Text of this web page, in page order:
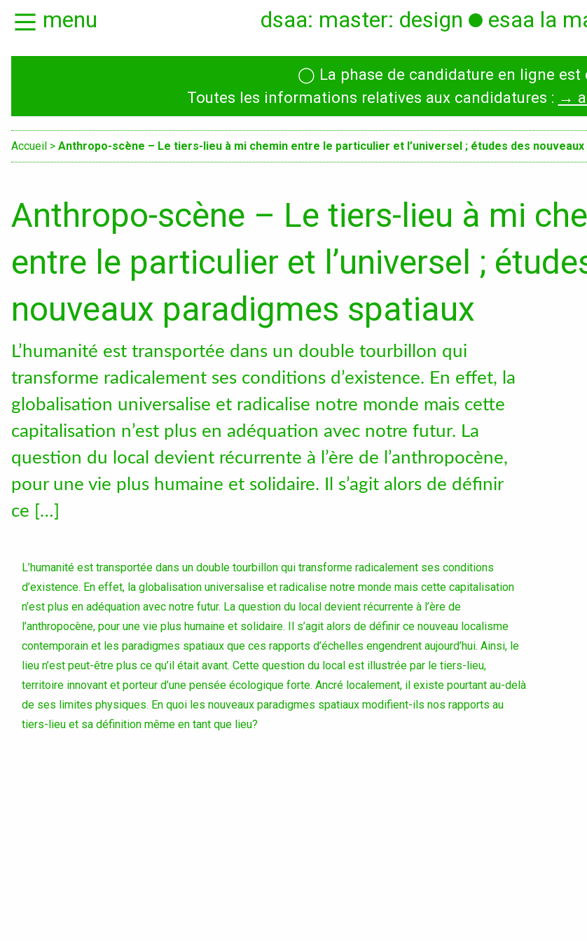
menu dsaa: master: design esaa la
Présentation
médiations
Territoires
Produit, usages,
services
mutations
International
Accueil des étrangers
Instagram
LinkedIn
◯ La phase de candidature en ligne est
Toutes les informations relatives aux candidatures : →
Accueil > Anthropo-scène – Le tiers-lieu à mi chemin entre le particulier et l’universel ; études des
Anthropo-scène – Le tiers-lieu à mi
entre le particulier et l’universel ;
nouveaux paradigmes spatiaux
L’humanité est transportée dans un double tourbillon qui
transforme radicalement ses conditions d’existence. En effet, la
globalisation universalise et radicalise notre monde mais cette
capitalisation n’est plus en adéquation avec notre futur. La
question du local devient récurrente à l’ère de l’anthropocène,
pour une vie plus humaine et solidaire. Il s’agit alors de définir
ce […]
L’humanité est transportée dans un double tourbillon qui transforme radicalement ses conditions
d’existence. En effet, la globalisation universalise et radicalise notre monde mais cette capitalisation
n’est plus en adéquation avec notre futur. La question du local devient récurrente à l’ère de
l’anthropocène, pour une vie plus humaine et solidaire. Il s’agit alors de définir ce nouveau localisme
contemporain et les paradigmes spatiaux que ces rapports d’échelles engendrent aujourd’hui. Ainsi, le
lieu n’est peut-être plus ce qu’il était avant. Cette question du local est illustrée par le tiers-lieu,
territoire innovant et porteur d’une pensée écologique forte. Ancré localement, il existe pourtant au-delà
de ses limites physiques. En quoi les nouveaux paradigmes spatiaux modifient-ils nos rapports au
tiers-lieu et sa définition même en tant que lieu?